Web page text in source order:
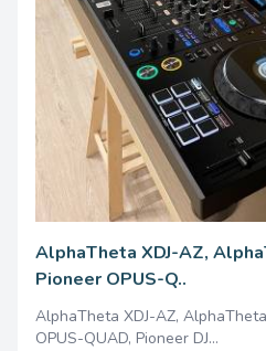
AlphaTheta XDJ-AZ,
Pioneer OPUS-Q..
AlphaTheta XDJ-AZ,
OPUS-QUAD, Pioneer DJ...